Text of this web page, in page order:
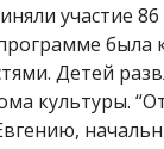
участие
была
Детей
культуры.